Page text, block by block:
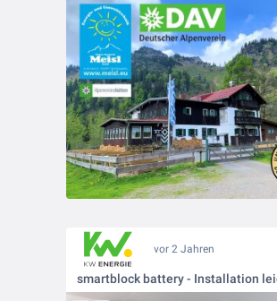
vor 2 Jahren